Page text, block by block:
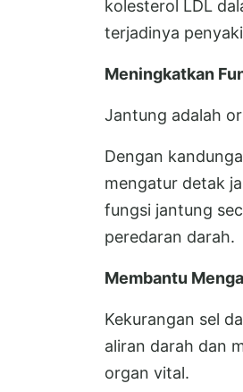
kolesterol LDL
terjadinya
Meningkatkan
Jantung adalah
Dengan
mengatur detak
fungsi jantung
peredaran darah.
Membantu
Kekurangan sel
aliran darah dan
organ vital.